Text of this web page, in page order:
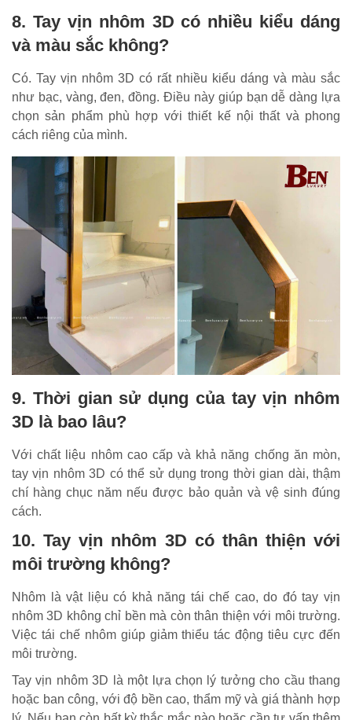
8. Tay vịn nhôm 3D có nhiều kiểu dáng
và màu sắc không?
Có. Tay vịn nhôm 3D có rất nhiều kiểu dáng và màu sắc
như bạc, vàng, đen, đồng. Điều này giúp bạn dễ dàng lựa
chọn sản phẩm phù hợp với thiết kế nội thất và phong
cách riêng của mình.
9. Thời gian sử dụng của tay vịn nhôm
3D là bao lâu?
Với chất liệu nhôm cao cấp và khả năng chống ăn mòn,
tay vịn nhôm 3D có thể sử dụng trong thời gian dài, thậm
chí hàng chục năm nếu được bảo quản và vệ sinh đúng
cách.
10. Tay vịn nhôm 3D có thân thiện với
môi trường không?
Nhôm là vật liệu có khả năng tái chế cao, do đó tay vịn
nhôm 3D không chỉ bền mà còn thân thiện với môi trường.
Việc tái chế nhôm giúp giảm thiểu tác động tiêu cực đến
môi trường.
Tay vịn nhôm 3D là một lựa chọn lý tưởng cho cầu thang
hoặc ban công, với độ bền cao, thẩm mỹ và giá thành hợp